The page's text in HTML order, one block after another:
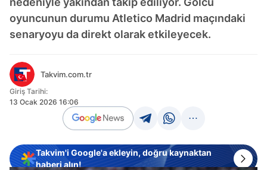
oyuncunun durumu Atletico Madrid maçındaki
senaryoyu da direkt olarak etkileyecek.
Takvim.com.tr
Giriş Tarihi:
13 Ocak 2026 16:06
Takvim'i Google'a ekleyin, doğru kaynaktan
haberi alın!